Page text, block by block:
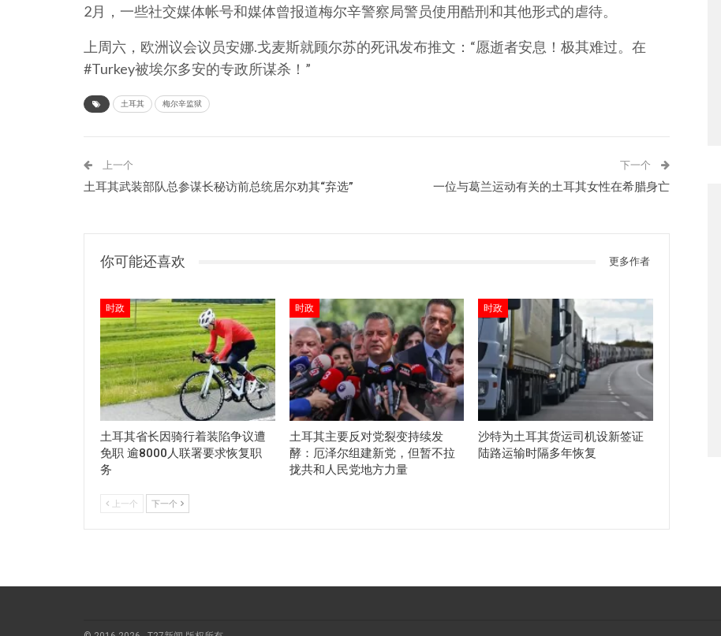
2月，一些社交媒体帐号和媒体曾报道梅尔辛警察局警员使用酷刑和其他形式的虐待。
上周六，欧洲议会议员安娜.戈麦斯就顾尔苏的死讯发布推文：“愿逝者安息！极其难过。在
#Turkey被埃尔多安的专政所谋杀！”
土耳其 梅尔辛监狱
上一个
土耳其武装部队总参谋长秘访前总统居尔劝其“弃选”
下一个
一位与葛兰运动有关的土耳其女性在希腊身亡
你可能还喜欢 更多作者
时政
土耳其省长因骑行着装陷争议遭
免职 逾8000人联署要求恢复职
务
时政
土耳其主要反对党裂变持续发
酵：厄泽尔组建新党，但暂不拉
拢共和人民党地方力量
时政
沙特为土耳其货运司机设新签证
陆路运输时隔多年恢复
上一个 下一个